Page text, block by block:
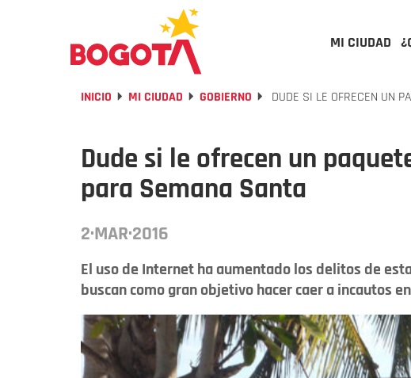
MI CIUDAD
INICIO MI CIUDAD GOBIERNO DUDE SI LE OFRECEN UN
Dude si le ofrecen un
para Semana Santa
2·MAR·2016
El uso de Internet ha aumentado los delitos de
buscan como gran objetivo hacer caer a incautos